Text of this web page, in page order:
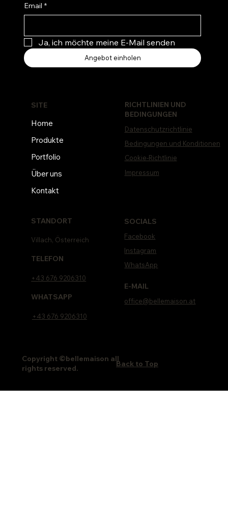
Home
Produkte
Portfolio
Über uns
Kontakt
SITE
RICHTLINIEN UND
BEDINGUNGEN
Datenschutzrichtlinie
Bedingungen und Konditionen
Impressum
Cookie-Richtlinie
SOCIALS
Facebook
Instagram
WhatsApp
office@bellemaison.at
E-MAIL
STANDORT
Villach, Österreich
TELEFON
+43 676 9206310
WHATSAPP
+43 676 9206310
Copyright ©bellemaison all
rights reserved.
Back to Top
Email *
Ja, ich möchte meine E-Mail senden
Angebot einholen